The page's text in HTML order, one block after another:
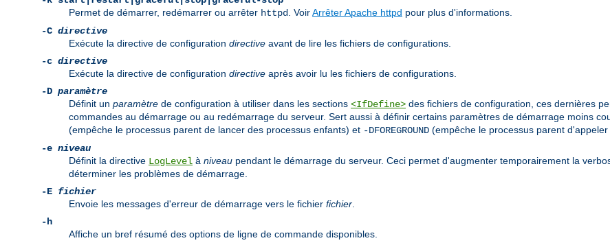
Permet de démarrer, redémarrer ou arrêter httpd . VoirArrêter Apache httpd pour plus d'informations.
-C directive
Exécute la directive de configuration directive avant de lire les fichiers de configurations.
-c directive
Exécute la directive de configuration directive après avoir lu les fichiers de configurations.
-D paramètre
Définit un paramètre de configuration à utiliser dans les sections <IfDefine> des fichiers de configuration, ces dernières
commandes au démarrage ou au redémarrage du serveur. Sert aussi à définir certains paramètres de démarrage moins
(empêche le processus parent de lancer des processus enfants) et -DFOREGROUND (empêche le processus parent d'appeler
-e niveau
Définit la directive LogLevel à niveau pendant le démarrage du serveur. Ceci permet d'augmenter temporairement la
déterminer les problèmes de démarrage.
-E fichier
Envoie les messages d'erreur de démarrage vers le fichier fichier
-h
Affiche un bref résumé des options de ligne de commande disponibles.